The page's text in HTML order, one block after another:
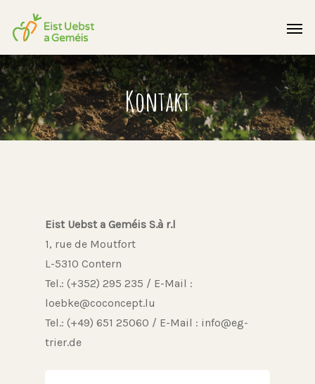
Kontakt
Eist Uebst a Geméis S.à r.l
1, rue de Moutfort
L-5310 Contern
Tel.: (+352) 295 235 / E-Mail :
loebke@coconcept.lu
Tel.: (+49) 651 25060 / E-Mail : info@eg-
trier.de